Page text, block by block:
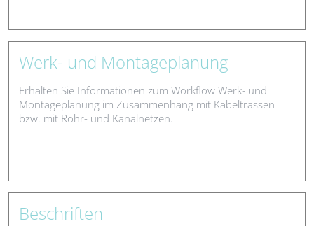
Werk- und Montageplanung
Erhalten Sie Informationen zum Workflow Werk- und
Montageplanung im Zusammenhang mit Kabeltrassen
bzw. mit Rohr- und Kanalnetzen.
Beschriften